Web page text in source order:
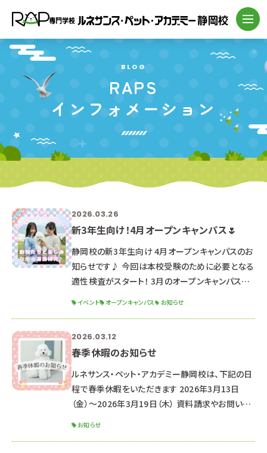
BLOG
RAPS
インフォメーション
2026.03.26
新3年生向け！4月オープンキャンパス🌷
静岡校の新3年生向け 4月オープンキャンパスのお
知らせです♪ 今回は本校受験のために必要となる
適性検査がスタート！ 3月のオープンキャンパスに
年4月18日（土） ☆時間☆ １３：００～１６：３０ （１
２：３０受付開始） ☆場所☆ 専門学校ルネサンス・
ペット・アカデミー【静岡校】 静岡県静岡市駿河区
東静岡2丁目5-15 ※駐車場はありませんので、公
共交
イベント オープンキャンパス お知らせ
2026.03.12
春季休暇のお知らせ
ルネサンス・ペット・アカデミー静岡校は、下記の日
程で春季休暇をいただきます 2026年3月13日
（金）～2026年3月19日（木） 資料請求やお問い合
お知らせ